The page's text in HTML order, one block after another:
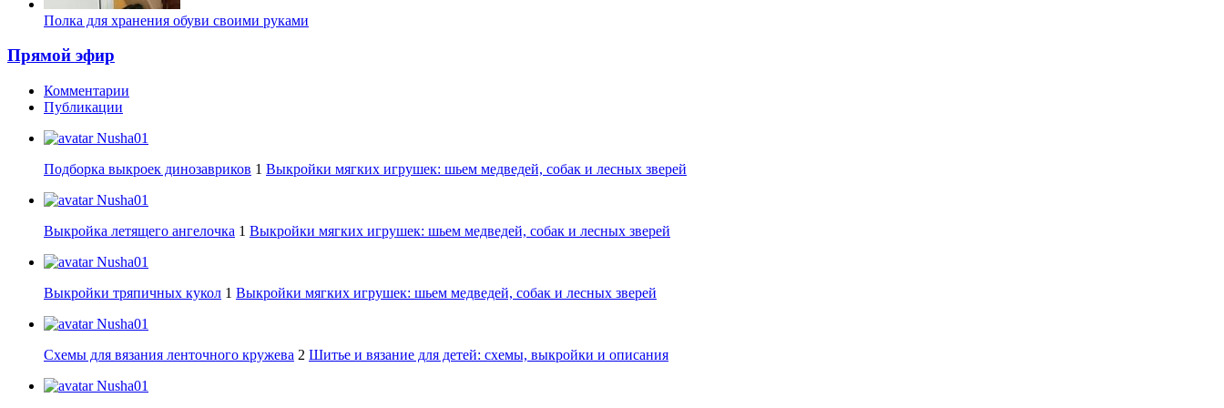
Полка для хранения обуви своими руками
Прямой эфир
Комментарии
Публикации
Nusha01
Подборка выкроек динозавриков 1 Выкройки мягких игрушек: шьем медведей, собак и лесных зверей
Nusha01
Выкройка летящего ангелочка 1 Выкройки мягких игрушек: шьем медведей, собак и лесных зверей
Nusha01
Выкройки тряпичных кукол 1 Выкройки мягких игрушек: шьем медведей, собак и лесных зверей
Nusha01
Схемы для вязания ленточного кружева 2 Шитье и вязание для детей: схемы, выкройки и описания
Nusha01